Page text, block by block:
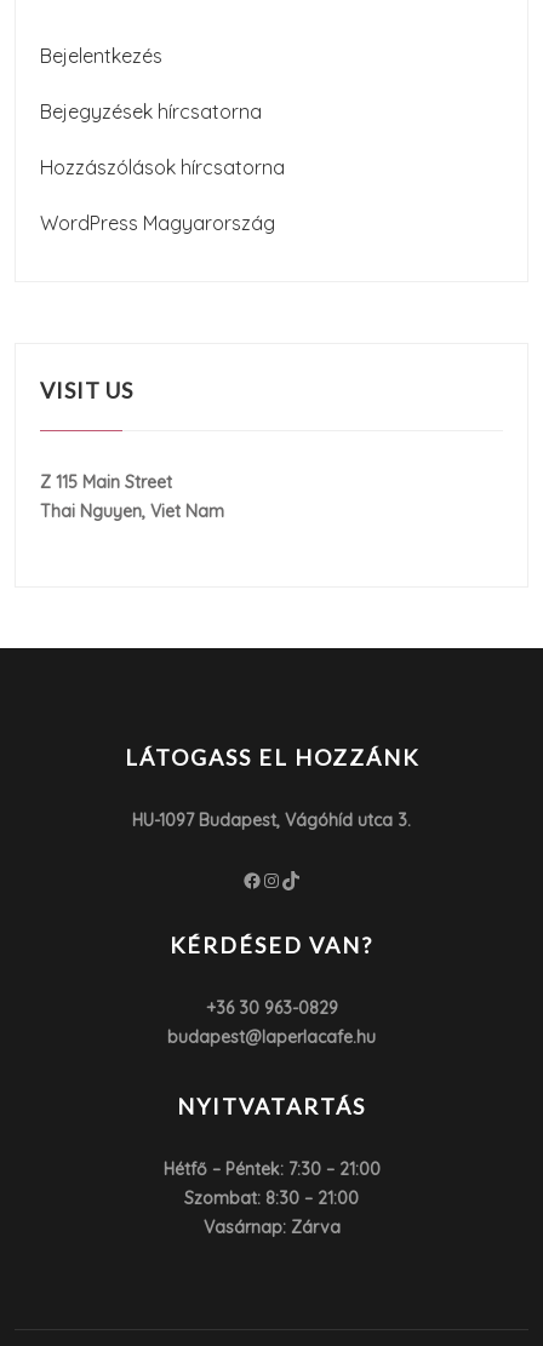
Bejelentkezés
Bejegyzések hírcsatorna
Hozzászólások hírcsatorna
WordPress Magyarország
VISIT US
Z 115 Main Street
Thai Nguyen, Viet Nam
LÁTOGASS EL HOZZÁNK
HU-1097 Budapest, Vágóhíd utca 3.
Facebook
Instagram
TikTok
KÉRDÉSED VAN?
+36 30 963-0829
budapest@laperlacafe.hu
NYITVATARTÁS
Hétfő – Péntek: 7:30 – 21:00
Szombat: 8:30 – 21:00
Vasárnap: Zárva